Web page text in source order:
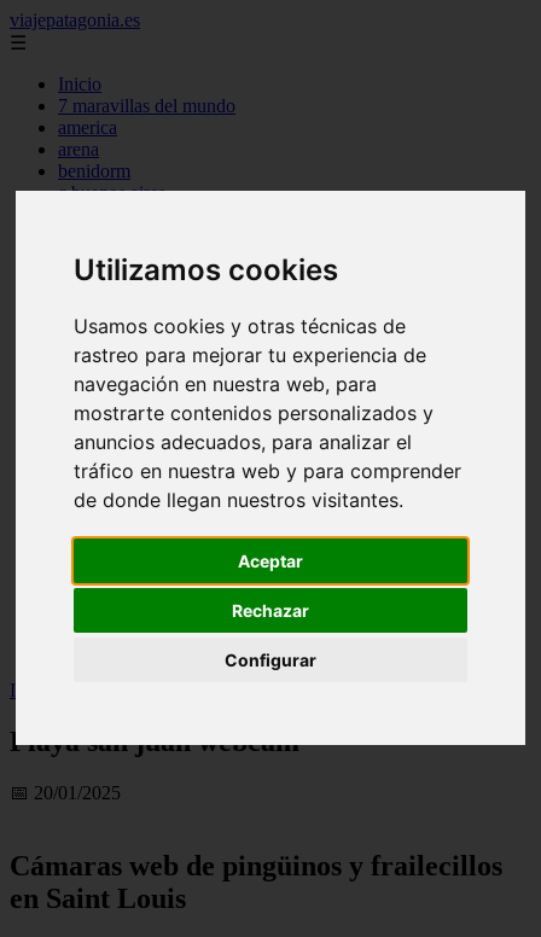
Utilizamos cookies
Usamos cookies y otras técnicas de
rastreo para mejorar tu experiencia de
navegación en nuestra web, para
mostrarte contenidos personalizados y
anuncios adecuados, para analizar el
tráfico en nuestra web y para comprender
de donde llegan nuestros visitantes.
Aceptar
Rechazar
Configurar
viajepatagonia.es
☰
Inicio
7 maravillas del mundo
america
arena
benidorm
c buenos aires
c generalidades del pais
c mendoza
c provincias
c rio negro
c santa fe
c tierra de fuego
c tucuman
c zona austral
carmen
category
destinos
lanzarote
monumentos
san
Inicio
Playa san juan webcam
📅 20/01/2025
Cámaras web de pingüinos y frailecillos
en Saint Louis